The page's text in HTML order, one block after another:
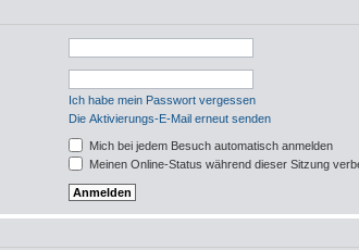
Ich habe mein Passwort vergessen
Die Aktivierungs-E-Mail erneut senden
Mich bei jedem Besuch automatisch anmelden
Meinen Online-Status während dieser Sitzung